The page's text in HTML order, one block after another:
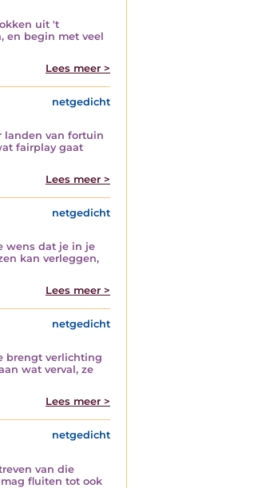
uit 't
en begin met veel
Lees meer >
netgedicht
landen van fortuin
fairplay gaat
Lees meer >
netgedicht
wens dat je in je
kan verleggen,
Lees meer >
netgedicht
brengt verlichting
wat verval, ze
Lees meer >
netgedicht
van die
fluiten tot ook